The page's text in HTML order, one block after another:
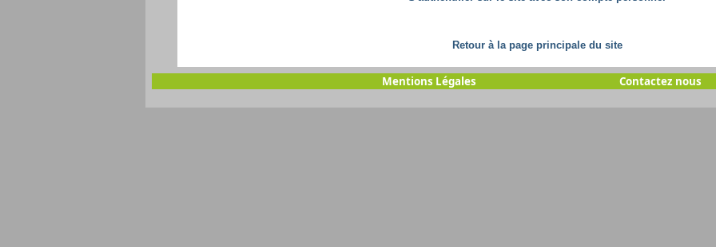
Retour à la page principale du site
Mentions Légales Contactez nous